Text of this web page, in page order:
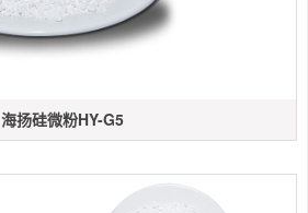
海扬硅微粉HY-G5